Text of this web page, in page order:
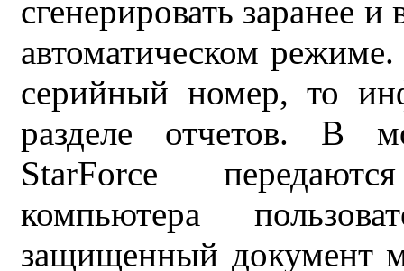
сгенерировать заранее
автоматическом режиме.
серийный номер, то
разделе отчетов. В
StarForce
компьютера
защищенный документ